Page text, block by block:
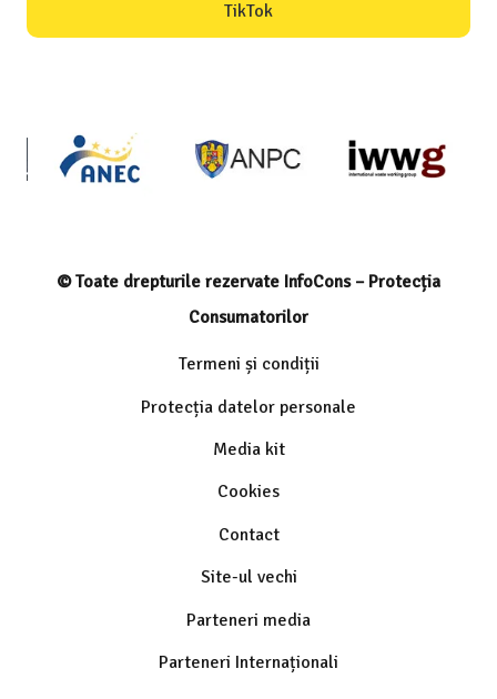
TikTok
© Toate drepturile rezervate InfoCons – Protecția
Consumatorilor
Termeni și condiții
Protecția datelor personale
Media kit
Cookies
Contact
Site-ul vechi
Parteneri media
Parteneri Internaționali